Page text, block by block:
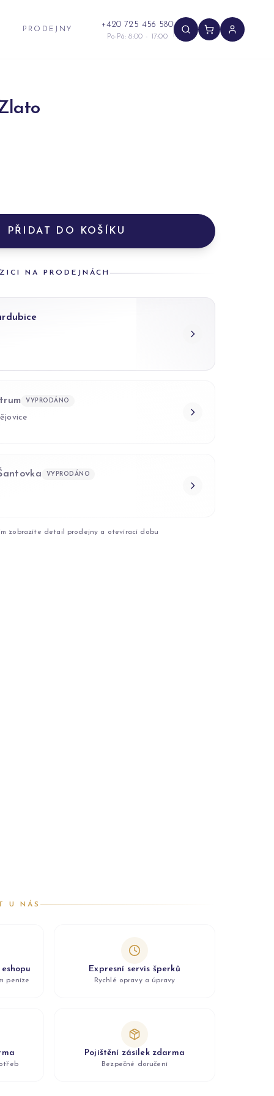
PRODEJNY +420 725 456 580
Po-Pá: 8:00 - 17:00
PŘIDAT DO KOŠÍKU
NA PRODEJNÁCH
VYPRODÁNO
VYPRODÁNO
zobrazíte detail prodejny a otevírací dobu
U NÁS
peníze
Expresní servis šperků
Rychlé opravy a úpravy
Pojištění zásilek zdarma
Bezpečné doručení